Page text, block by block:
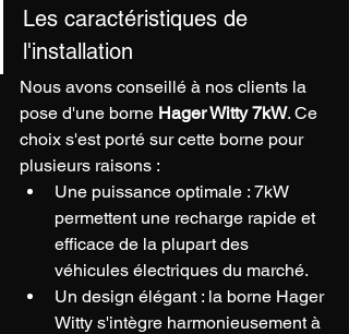
Les caractéristiques de
l'installation
Nous avons conseillé à nos clients la
pose d'une borne Hager Witty 7kW. Ce
choix s'est porté sur cette borne pour
plusieurs raisons :
Une puissance optimale : 7kW
permettent une recharge rapide et
efficace de la plupart des
véhicules électriques du marché.
Un design élégant : la borne Hager
Witty s'intègre harmonieusement à